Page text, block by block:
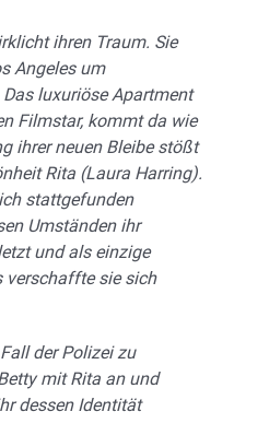
ihren Traum. Sie
Angeles um
luxuriöse Apartment
Filmstar, kommt da wie
ihrer neuen Bleibe stößt
Rita (Laura Harring).
stattgefunden
Umständen ihr
und als einzige
verschaffte sie sich
der Polizei zu
mit Rita an und
dessen Identität